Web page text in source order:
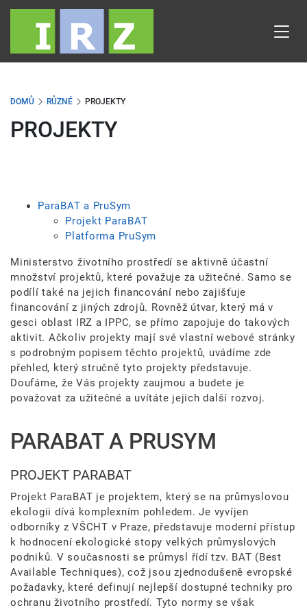
Přejít
obsahu
DOMŮ RŮZNÉ PROJEKTY
PROJEKTY
ParaBAT a PruSym
Projekt ParaBAT
Platforma PruSym
Ministerstvo životního prostředí se aktivně účastní
množství projektů, které považuje za užitečné. Samo se
podílí také na jejich financování nebo zajišťuje
financování z jiných zdrojů. Rovněž útvar, který má v
gesci oblast IRZ a IPPC, se přímo zapojuje do takových
aktivit. Ačkoliv projekty mají své vlastní webové stránky
s podrobným popisem těchto projektů, uvádíme zde
přehled, který stručně tyto projekty představuje.
Doufáme, že Vás projekty zaujmou a budete je
považovat za užitečné a uvítáte jejich další rozvoj.
PARABAT A PRUSYM
PROJEKT PARABAT
Projekt ParaBAT je projektem, který se na průmyslovou
ekologii dívá komplexním pohledem. Je vyvíjen
odborníky z VŠCHT v Praze, představuje moderní přístup
k hodnocení ekologické stopy velkých průmyslových
podniků. V současnosti se průmysl řídí tzv. BAT (Best
Available Techniques), což jsou zjednodušeně evropské
požadavky, které definují nejlepší dostupné techniky pro
ochranu životního prostředí. Tyto normy se však